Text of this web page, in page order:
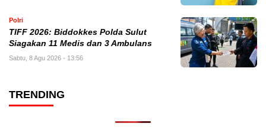
Polri
TIFF 2026: Biddokkes Polda Sulut
Siagakan 11 Medis dan 3 Ambulans
Sabtu, 8 Agu 2026 - 13:56
TRENDING